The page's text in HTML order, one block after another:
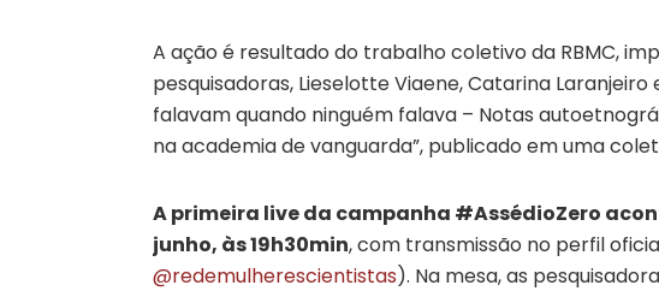
A ação é resultado do trabalho coletivo da RBMC,
pesquisadoras, Lieselotte Viaene, Catarina
falavam quando ninguém falava – Notas
na academia de vanguarda”, publicado em uma
A primeira live da campanha #AssédioZero
junho, às 19h30min, com transmissão no perfil
@redemulherescientistas). Na mesa, as